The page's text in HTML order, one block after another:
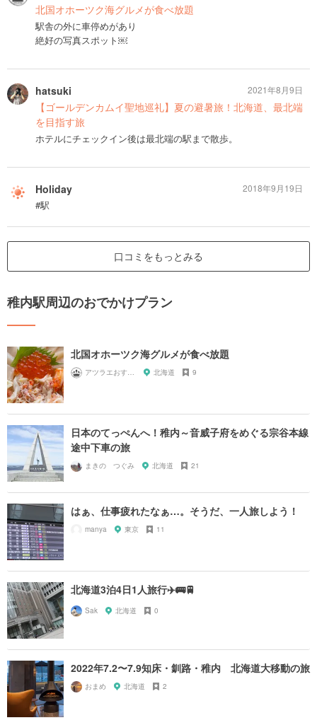
北国オホーツク海グルメが食べ放題
駅舎の外に車停めがあり
絶好の写真スポット￼
hatsuki
【ゴールデンカムイ聖地巡礼】夏の避暑旅！北海道、最北端
を目指す旅
ホテルにチェックイン後は最北端の駅まで散歩。
2021年8月9日
Holiday
#駅
2018年9月19日
口コミをもっとみる
稚内駅周辺のおでかけプラン
北国オホーツク海グルメが食べ放題
北海道 9
日本のてっぺんへ！稚内～音威子府をめぐる宗谷本線
途中下車の旅
まきの つぐみ 北海道 21
はぁ、仕事疲れたなぁ…。そうだ、一人旅しよう！
manya 東京 11
北海道3泊4日1人旅行✈️🚌🚆
Sak 北海道 0
2022年7.2〜7.9知床・釧路・稚内 北海道大移動の旅
おまめ 北海道 2